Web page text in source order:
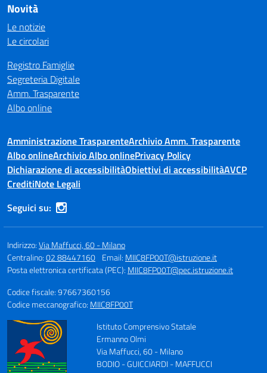
Novità
Le notizie
Le circolari
Registro Famiglie
Segreteria Digitale
Amm. Trasparente
Albo online
Amministrazione TrasparenteArchivio Amm. Trasparente
Albo onlineArchivio Albo onlinePrivacy Policy
Dichiarazione di accessibilitàObiettivi di accessibilitàAVCP
CreditiNote Legali
Seguici su:
Indirizzo:Via Maffucci, 60 - Milano
Centralino:02 88447160 Email: MIIC8FP00T@istruzione.it
Posta elettronica certificata (PEC): MIIC8FP00T@pec.istruzione.it
Codice fiscale: 97667360156
Codice meccanografico: MIIC8FP00T
Istituto Comprensivo Statale
Ermanno Olmi
Via Maffucci, 60 - Milano
BODIO - GUICCIARDI - MAFFUCCI